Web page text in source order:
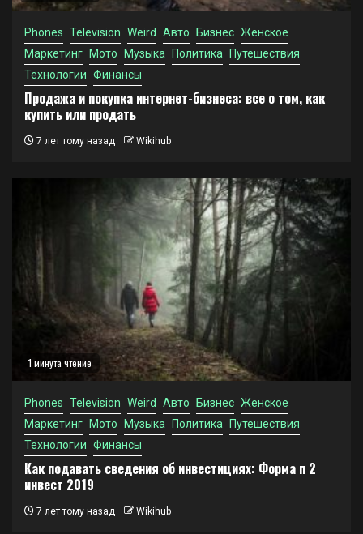
Phones Television Weird Авто Бизнес Женское
Маркетинг
Мото Музыка Политика
Путешествия
Технологии Финансы
Продажа и покупка интернет-бизнеса: все о том, как
купить или продать
7 лет тому назад Wikihub
1 минута чтение
Phones Television Weird Авто Бизнес Женское
Маркетинг
Мото Музыка Политика
Путешествия
Технологии Финансы
Как подавать сведения об инвестициях: Форма п 2
инвест 2019
7 лет тому назад Wikihub